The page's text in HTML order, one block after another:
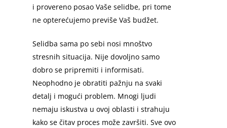
i provereno posao Vaše selidbe, pri tome
ne opterećujemo previše Vaš budžet.
Selidba sama po sebi nosi mnoštvo
stresnih situacija. Nije dovoljno samo
dobro se pripremiti i informisati.
Neophodno je obratiti pažnju na svaki
detalj i mogući problem. Mnogi ljudi
nemaju iskustva u ovoj oblasti i strahuju
kako se čitav proces može završiti. Sve ovo